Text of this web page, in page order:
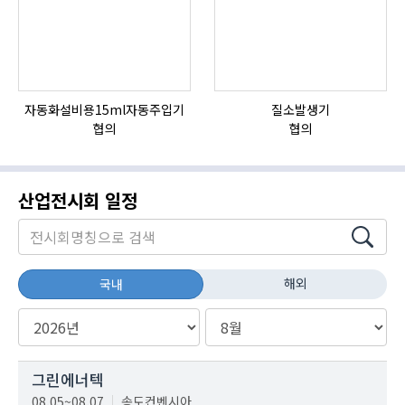
자동화설비용15ml자동주입기
협의
질소발생기
협의
산업전시회 일정
국내 해외
그린에너텍
08.05~08.07 송도컨벤시아